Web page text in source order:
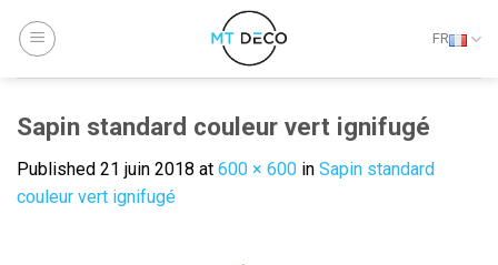
FR
Sapin standard couleur vert ignifugé
Published 21 juin 2018 at 600 × 600 in Sapin standard
couleur vert ignifugé